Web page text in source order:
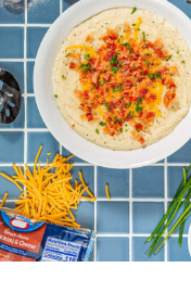
Alulosa